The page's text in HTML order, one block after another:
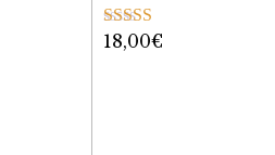
Valutato
18,00€